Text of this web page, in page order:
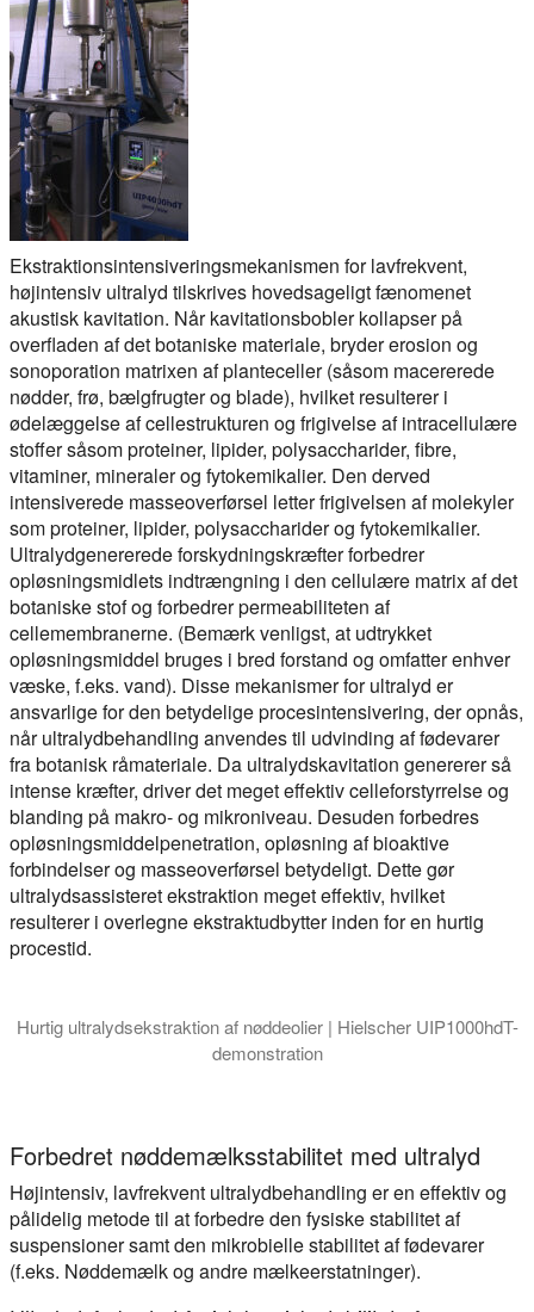
Ekstraktionsintensiveringsmekanismen for lavfrekvent,
højintensiv ultralyd tilskrives hovedsageligt fænomenet
akustisk kavitation. Når kavitationsbobler kollapser på
overfladen af det botaniske materiale, bryder erosion og
sonoporation matrixen af planteceller (såsom macererede
nødder, frø, bælgfrugter og blade), hvilket resulterer i
ødelæggelse af cellestrukturen og frigivelse af intracellulære
stoffer såsom proteiner, lipider, polysaccharider, fibre,
vitaminer, mineraler og fytokemikalier. Den derved
intensiverede masseoverførsel letter frigivelsen af molekyler
som proteiner, lipider, polysaccharider og fytokemikalier.
Ultralydgenererede forskydningskræfter forbedrer
opløsningsmidlets indtrængning i den cellulære matrix af det
botaniske stof og forbedrer permeabiliteten af
cellemembranerne. (Bemærk venligst, at udtrykket
opløsningsmiddel bruges i bred forstand og omfatter enhver
væske, f.eks. vand). Disse mekanismer for ultralyd er
ansvarlige for den betydelige procesintensivering, der opnås,
når ultralydbehandling anvendes til udvinding af fødevarer
fra botanisk råmateriale. Da ultralydskavitation genererer så
intense kræfter, driver det meget effektiv celleforstyrrelse og
blanding på makro- og mikroniveau. Desuden forbedres
opløsningsmiddelpenetration, opløsning af bioaktive
forbindelser og masseoverførsel betydeligt. Dette gør
ultralydsassisteret ekstraktion meget effektiv, hvilket
resulterer i overlegne ekstraktudbytter inden for en hurtig
procestid.
Hurtig ultralydsekstraktion af nøddeolier | Hielscher UIP1000hdT-
demonstration
Forbedret nøddemælksstabilitet med ultralyd
Højintensiv, lavfrekvent ultralydbehandling er en effektiv og
pålidelig metode til at forbedre den fysiske stabilitet af
suspensioner samt den mikrobielle stabilitet af fødevarer
(f.eks. Nøddemælk og andre mælkeerstatninger).